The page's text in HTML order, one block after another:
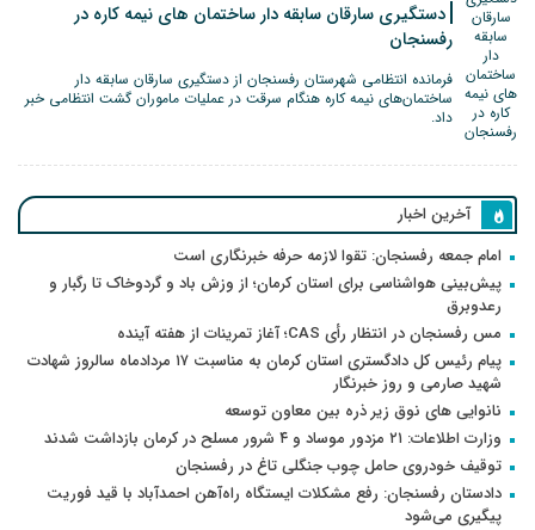
دستگیری سارقان سابقه دار ساختمان های نیمه کاره در
رفسنجان
فرمانده انتظامی شهرستان رفسنجان از دستگیری سارقان سابقه دار
ساختمان‌های نیمه کاره هنگام سرقت در عملیات ماموران گشت انتظامی خبر
داد.
آخرین اخبار
امام جمعه رفسنجان: تقوا لازمه حرفه خبرنگاری است
پیش‌بینی هواشناسی برای استان کرمان؛ از وزش باد و گردوخاک تا رگبار و
رعدوبرق
مس رفسنجان در انتظار رأی CAS؛ آغاز تمرینات از هفته آینده
پیام رئیس کل دادگستری استان کرمان به مناسبت ۱۷ مردادماه سالروز شهادت
شهید صارمی و روز خبرنگار
نانوایی های نوق زیر ذره بین معاون توسعه
وزارت اطلاعات: ۲۱ مزدور موساد و ۴ شرور مسلح در کرمان بازداشت شدند
توقیف خودروی حامل چوب جنگلی تاغ در رفسنجان
دادستان رفسنجان: رفع مشکلات ایستگاه راه‌آهن احمدآباد با قید فوریت
پیگیری می‌شود